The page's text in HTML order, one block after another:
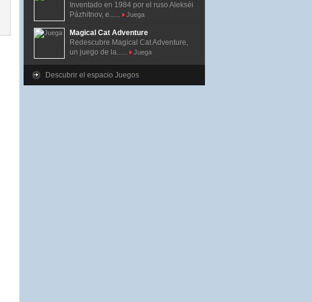
Inventado en 1984 por el ruso Alekséi
Pázhitnov, e......
Juega
Magical Cat Adventure
Redescubre Magical Cat Adventure,
un juego de la......
Juega
Descubrir el espacio Juegos